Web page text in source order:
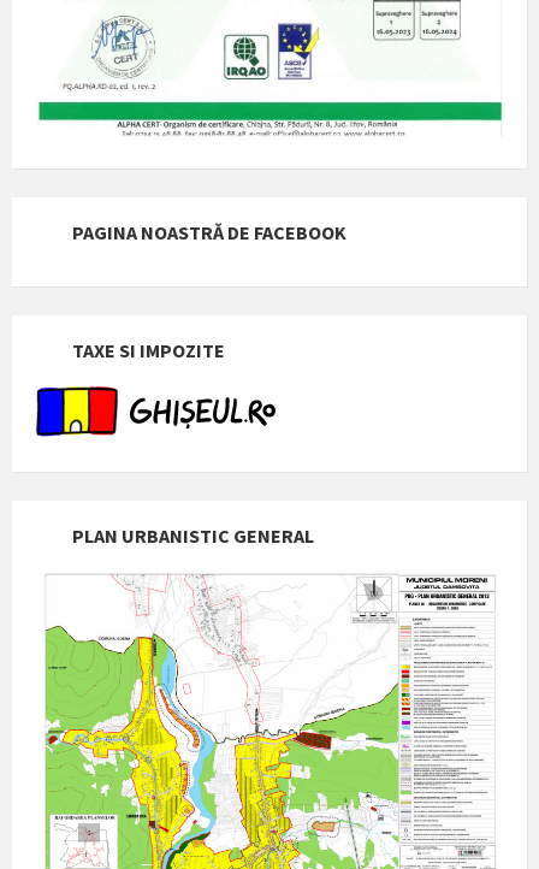
PAGINA NOASTRĂ DE FACEBOOK
TAXE SI IMPOZITE
PLAN URBANISTIC GENERAL